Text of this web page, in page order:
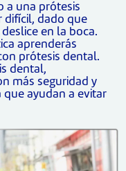
a una prótesis
difícil, dado que
en la boca.
aprenderás
prótesis dental.
dental,
más seguridad y
que ayudan a evitar